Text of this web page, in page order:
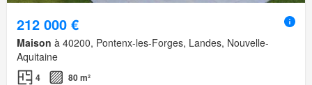
212 000 €
Maison à 40200, Pontenx-les-Forges, Landes, Nouvelle-
Aquitaine
4 80 m²